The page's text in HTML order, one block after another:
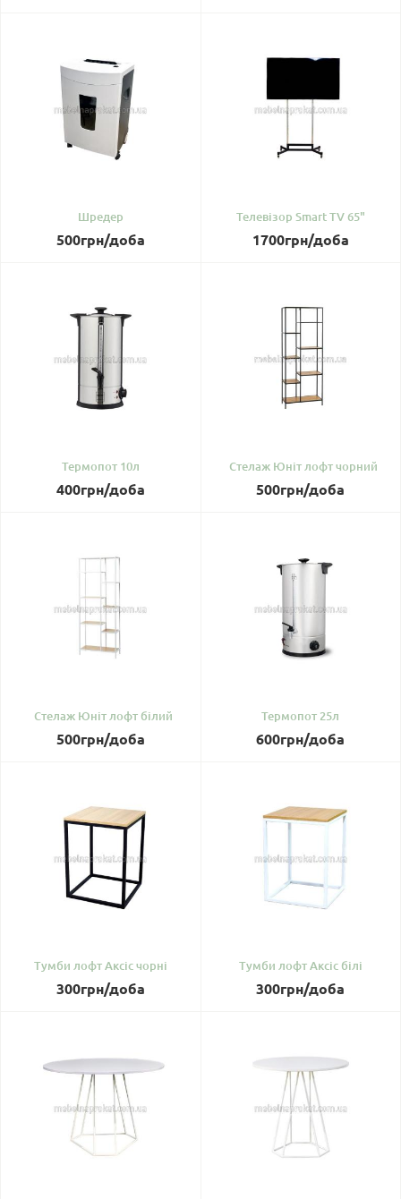
Шредер
500грн/доба
Телевізор Smart TV 65"
1700грн/доба
Термопот 10л
400грн/доба
Стелаж Юніт лофт чорний
500грн/доба
Стелаж Юніт лофт білий
500грн/доба
Термопот 25л
600грн/доба
Тумби лофт Аксіс чорні
300грн/доба
Тумби лофт Аксіс білі
300грн/доба